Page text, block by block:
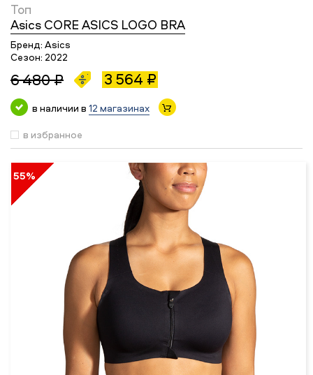
Топ
Asics CORE ASICS LOGO BRA
Бренд: Asics
Сезон: 2022
6 480 ₽ 3 564 ₽
в наличии в 12 магазинах
в избранное
55%